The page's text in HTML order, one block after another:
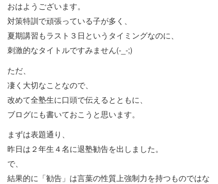
おはようございます。
対策特訓で頑張っている子が多く、
夏期講習もラスト３日というタイミングなのに、
刺激的なタイトルですみません(-_-;)
ただ、
凄く大切なことなので、
改めて全塾生に口頭で伝えるとともに、
ブログにも書いておこうと思います。
まずは表題通り、
昨日は２年生４名に退塾勧告を出しました。
で、
結果的に「勧告」は言葉の性質上強制力を持つものではな